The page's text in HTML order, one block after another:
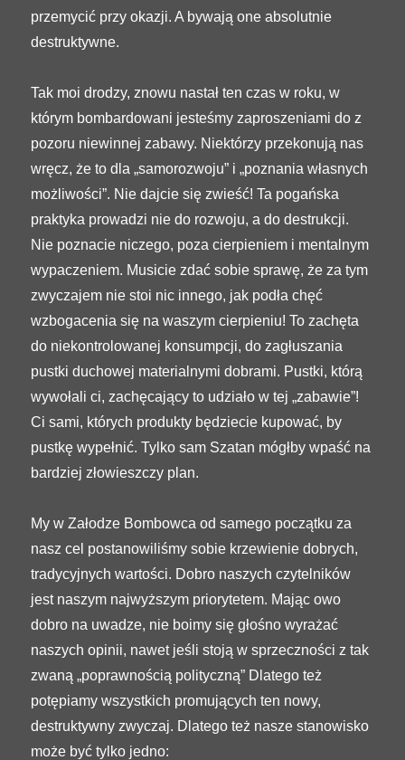
przemycić przy okazji. A bywają one absolutnie
destruktywne.
Tak moi drodzy, znowu nastał ten czas w roku, w
którym bombardowani jesteśmy zaproszeniami do z
pozoru niewinnej zabawy. Niektórzy przekonują nas
wręcz, że to dla „samorozwoju” i „poznania własnych
możliwości”. Nie dajcie się zwieść! Ta pogańska
praktyka prowadzi nie do rozwoju, a do destrukcji.
Nie poznacie niczego, poza cierpieniem i mentalnym
wypaczeniem. Musicie zdać sobie sprawę, że za tym
zwyczajem nie stoi nic innego, jak podła chęć
wzbogacenia się na waszym cierpieniu! To zachęta
do niekontrolowanej konsumpcji, do zagłuszania
pustki duchowej materialnymi dobrami. Pustki, którą
wywołali ci, zachęcający to udziało w tej „zabawie”!
Ci sami, których produkty będziecie kupować, by
pustkę wypełnić. Tylko sam Szatan mógłby wpaść na
bardziej złowieszczy plan.
My w Załodze Bombowca od samego początku za
nasz cel postanowiliśmy sobie krzewienie dobrych,
tradycyjnych wartości. Dobro naszych czytelników
jest naszym najwyższym priorytetem. Mając owo
dobro na uwadze, nie boimy się głośno wyrażać
naszych opinii, nawet jeśli stoją w sprzeczności z tak
zwaną „poprawnością polityczną” Dlatego też
potępiamy wszystkich promujących ten nowy,
destruktywny zwyczaj. Dlatego też nasze stanowisko
może być tylko jedno: